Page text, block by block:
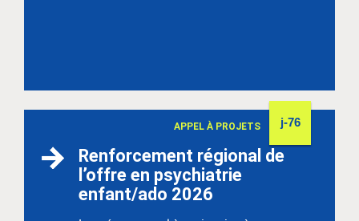
Renforcement régional de
l’offre en psychiatrie
enfant/ado 2026
APPEL À PROJETS j-76